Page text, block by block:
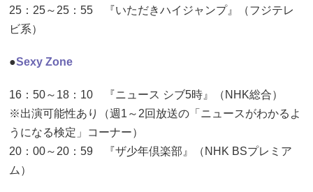
25：25～25：55 『いただきハイジャンプ』（フジテレ
ビ系）
●Sexy Zone
16：50～18：10 『ニュース シブ5時』（NHK総合）
※出演可能性あり（週1～2回放送の「ニュースがわかるよ
うになる検定」コーナー）
20：00～20：59 『ザ少年倶楽部』（NHK BSプレミア
ム）